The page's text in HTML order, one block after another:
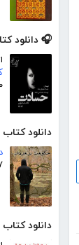
🎧 دانلود
۰ صفحه
دانلود
دانلود